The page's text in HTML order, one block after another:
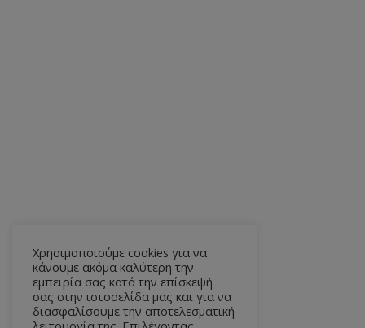
Χρησιμοποιούμε cookies για να
κάνουμε ακόμα καλύτερη την
εμπειρία σας κατά την επίσκεψή
σας στην ιστοσελίδα μας και για να
διασφαλίσουμε την αποτελεσματική